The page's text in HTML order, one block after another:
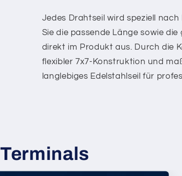
Jedes Drahtseil wird speziell
Sie die passende Länge sowie
direkt im Produkt aus. Durch die
flexibler 7x7-Konstruktion und
langlebiges Edelstahlseil für
Terminals